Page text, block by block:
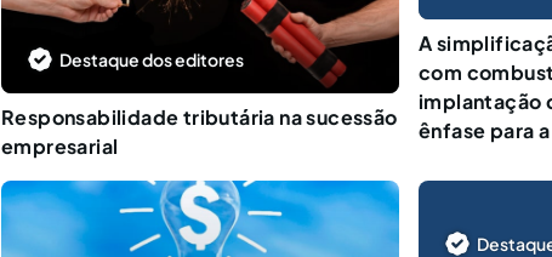
Destaque dos editores
Responsabilidade tributária na sucessão
empresarial
A
com
implantação
ênfase para